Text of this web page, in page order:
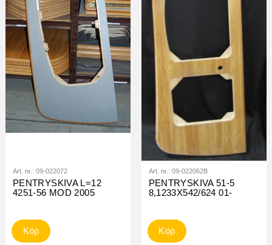
Art. nr.: 09-022072
PENTRYSKIVA L=12
4251-56 MOD 2005
Köp
Art. nr.: 09-022062B
PENTRYSKIVA 51-5
8,1233X542/624 01-
Köp